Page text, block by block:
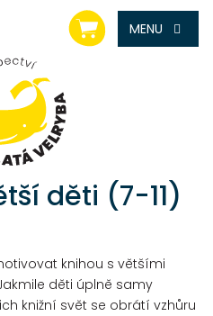
NÁKUPNÍ
KOŠÍK
děti (7-11)
knihou s většími
děti úplně samy
knižní svět se obrátí vzhůru